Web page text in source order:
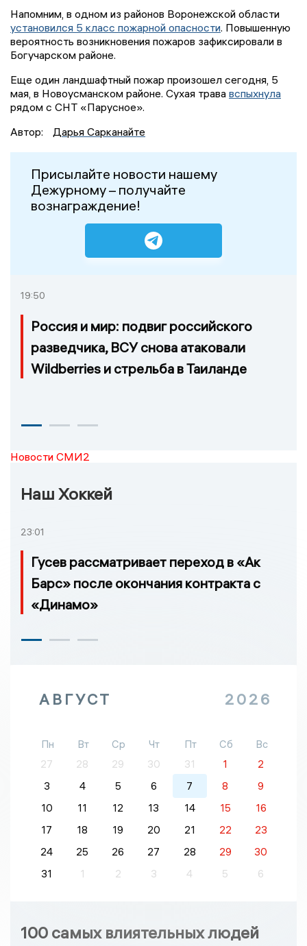
Напомним, в одном из районов Воронежской области
установился 5 класс пожарной опасности. Повышенную
вероятность возникновения пожаров зафиксировали в
Богучарском районе.
Еще один ландшафтный пожар произошел сегодня, 5
мая, в Новоусманском районе. Сухая трава вспыхнула
рядом с СНТ «Парусное».
Автор:
Дарья Сарканайте
Присылайте новости нашему
Дежурному – получайте
вознаграждение!
19:50
Россия и мир: подвиг российского
разведчика, ВСУ снова атаковали
Wildberries и стрельба в Таиланде
Новости СМИ2
Наш Хоккей
23:01
Гусев рассматривает переход в «Ак
Барс» после окончания контракта с
«Динамо»
АВГУСТ 2026
Пн Вт Ср Чт Пт Сб
Вс
27
28 29 30 31 1
2
3
4 5 6 7 8
9
10
11 12 13 14 15
16
17
18 19 20 21 22
23
24
25 26 27 28 29
30
31
1 2 3 4 5 6
100 самых влиятельных людей